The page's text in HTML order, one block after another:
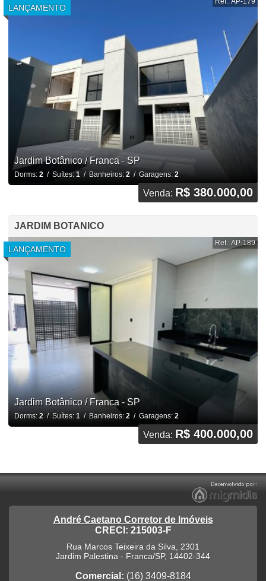
LANÇAMENTO
Jardim Botânico / Franca - SP
Dorms: 2/ Suítes: 1/ Banheiros: 2/ Garagens:2
Venda: R$ 380.000,00
JARDIM BOTANICO
LANÇAMENTO
Ref.: AP-189
Jardim Botânico / Franca - SP
Dorms: 2/ Suítes: 1 / Banheiros: 2 / Garagens: 2
Venda: R$ 400.000,00
André Caetano Corretor de Imóveis
CRECI: 215003-F
Rua Marcos Teixeira da Silva, 2301
Jardim Palestina - Franca/SP, 14402-344
Comercial: (16) 3409-8184